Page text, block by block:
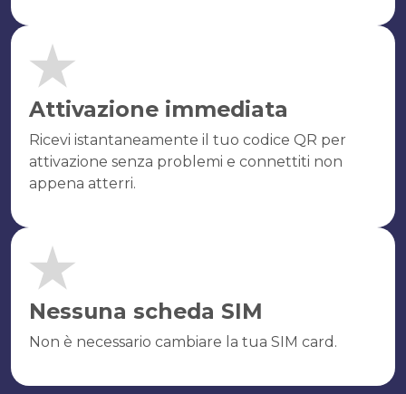
Attivazione immediata
Ricevi istantaneamente il tuo codice QR per
attivazione senza problemi e connettiti non
appena atterri.
Nessuna scheda SIM
Non è necessario cambiare la tua SIM card.